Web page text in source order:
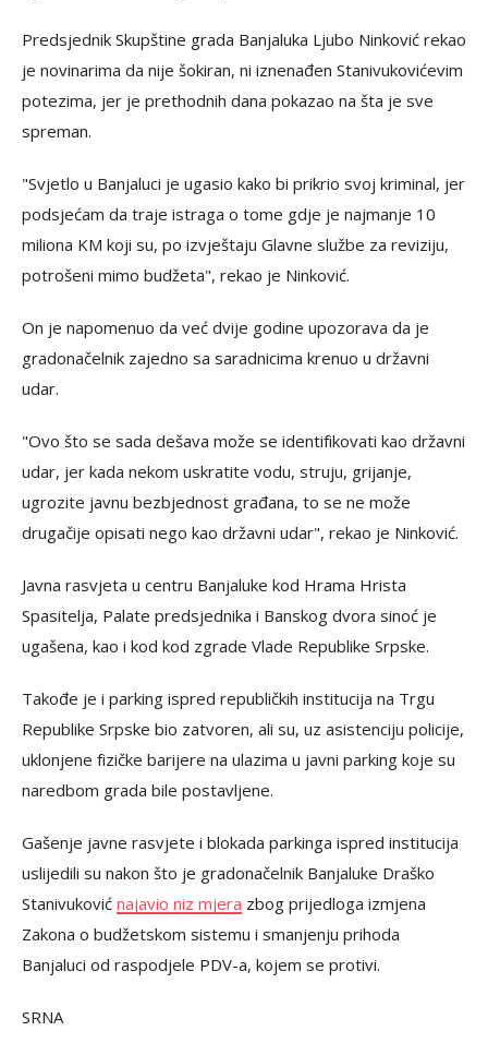
Predsjednik Skupštine grada Banjaluka Ljubo Ninković rekao
je novinarima da nije šokiran, ni iznenađen Stanivukovićevim
potezima, jer je prethodnih dana pokazao na šta je sve
spreman.
"Svjetlo u Banjaluci je ugasio kako bi prikrio svoj kriminal, jer
podsjećam da traje istraga o tome gdje je najmanje 10
miliona KM koji su, po izvještaju Glavne službe za reviziju,
potrošeni mimo budžeta", rekao je Ninković.
On je napomenuo da već dvije godine upozorava da je
gradonačelnik zajedno sa saradnicima krenuo u državni
udar.
"Ovo što se sada dešava može se identifikovati kao državni
udar, jer kada nekom uskratite vodu, struju, grijanje,
ugrozite javnu bezbjednost građana, to se ne može
drugačije opisati nego kao državni udar", rekao je Ninković.
Javna rasvjeta u centru Banjaluke kod Hrama Hrista
Spasitelja, Palate predsjednika i Banskog dvora sinoć je
ugašena, kao i kod kod zgrade Vlade Republike Srpske.
Takođe je i parking ispred republičkih institucija na Trgu
Republike Srpske bio zatvoren, ali su, uz asistenciju policije,
uklonjene fizičke barijere na ulazima u javni parking koje su
naredbom grada bile postavljene.
Gašenje javne rasvjete i blokada parkinga ispred institucija
uslijedili su nakon što je gradonačelnik Banjaluke Draško
Stanivuković najavio niz mjera zbog prijedloga izmjena
Zakona o budžetskom sistemu i smanjenju prihoda
Banjaluci od raspodjele PDV-a, kojem se protivi.
SRNA